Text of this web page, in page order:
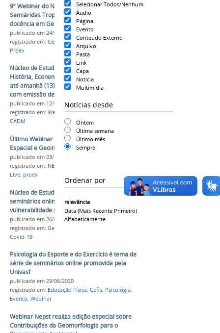
Selecionar Todos/Nenhum
Áudio
Página
Evento
Conteúdo Externo
Arquivo
Pasta
Link
Capa
Notícia
Multimídia
Notícias desde
Ontem
Última semana
Último mês
Sempre
Ordenar por
relevância
Data (mais Recente Primeiro)
Alfabeticamente
9º Webinar do Núcleo de Estudos das Paisagens
Semiáridas Tropicais da Univasf aborda
docência em Geografia
publicado em 24/09/2020
registrado em: Geografia NEPST,Webinar , Evento
Proex
Núcleo de Estudos Interdisciplinares em
História, Economia e Tecnologia disponibiliza
até amanhã (13) vídeos do I Ciclo de Seminários
com emissão de certificado
publicado em 12/08/2020
registrado em: Webinar,Neihet,Administração,
CADM
Último Webinar Nepst do ano discute Análise
Espacial e Geoindicadores nesta sexta-feira (4)
publicado em 03/12/2020
registrado em: NEPST
Live, proex
Núcleo de Estudos da Univasf promove
seminários online sobre Geografia,
vulnerabilidade social e questões ambientais
publicado em 26/06/2020
registrado em: Geografia
Covid-19
Psicologia do Esporte e do Exercício é tema de
série de seminários online promovida pela
Univasf
publicado em 29/06/2020
registrado em: Educação Física, Cefis, Psicologia,
Evento, Webinar
Webinar Nepst realiza edição especial sobre
Contribuições da Geomorfologia para o